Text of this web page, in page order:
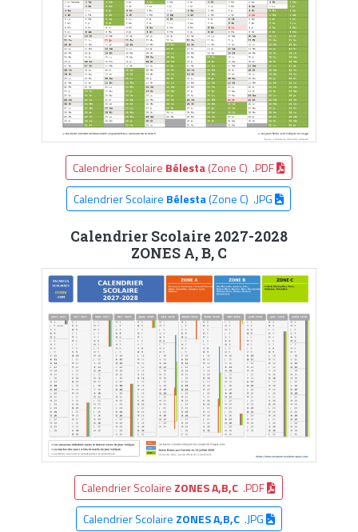
Calendrier Scolaire Bélesta(Zone C) .PDF
Calendrier Scolaire Bélesta(Zone C) .JPG
Calendrier Scolaire 2027-2028
ZONES A, B, C
Calendrier Scolaire ZONES A,B,C .PDF
Calendrier Scolaire ZONES A,B,C.JPG